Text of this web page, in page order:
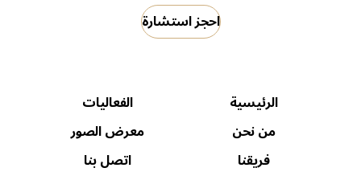
احجز استشارة
الرئيسية
من نحن
فريقنا
الفعاليات
معرض الصور
اتصل بنا